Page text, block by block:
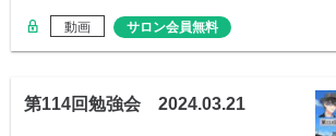
動画 サロン会員無料
第114回勉強会 2024.03.21